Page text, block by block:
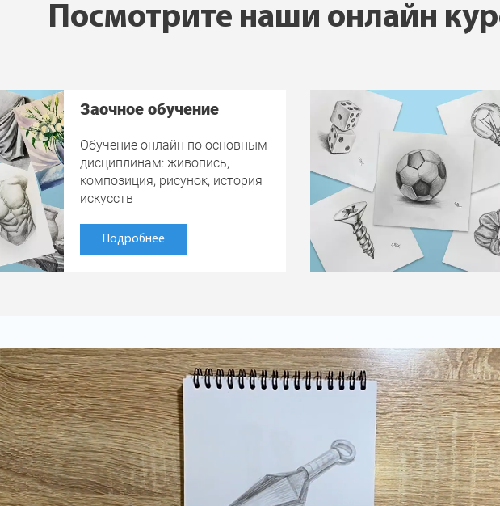
Посмотрите наши онлайн
Заочное обучение
Обучение онлайн по основным
дисциплинам: живопись,
композиция, рисунок, история
искусств
Подробнее